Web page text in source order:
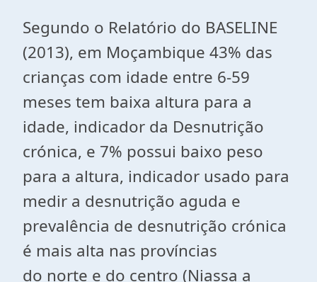
Segundo o Relatório do BASELINE
(2013), em Moçambique 43% das
crianças com idade entre 6-59
meses tem baixa altura para a
idade, indicador da Desnutrição
crónica, e 7% possui baixo peso
para a altura, indicador usado para
medir a desnutrição aguda e
prevalência de desnutrição crónica
é mais alta nas províncias
do norte e do centro (Niassa a